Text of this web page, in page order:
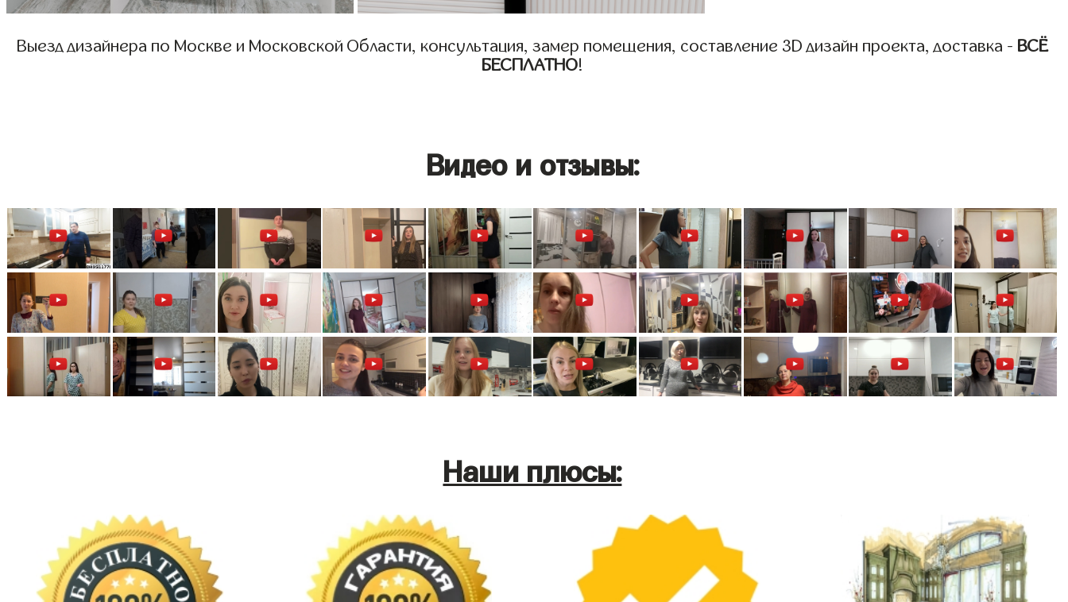
Выезд дизайнера по Москве и Московской Области, консультация, замер помещения, составление 3D дизайн проекта, доставка - ВСЁ
БЕСПЛАТНО!
Видео и отзывы:
Наши плюсы: